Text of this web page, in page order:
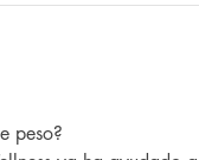
peso?